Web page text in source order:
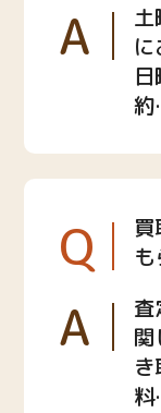
A
Q
A